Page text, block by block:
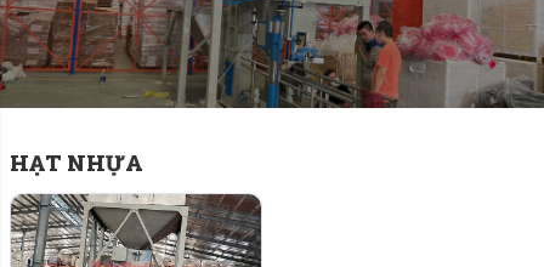
HẠT NHỰA